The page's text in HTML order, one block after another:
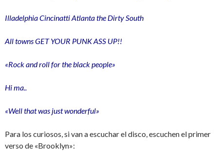
Illadelphia Cincinatti Atlanta the Dirty South
All towns GET YOUR PUNK ASS UP!!
«Rock and roll for the black people»
Hi ma..
«Well that was just wonderful»
Para los curiosos, si van a escuchar el disco, escuchen el primer
verso de «Brooklyn»: